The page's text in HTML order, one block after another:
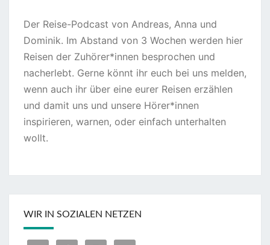
Der Reise-Podcast von Andreas, Anna und
Dominik. Im Abstand von 3 Wochen werden hier
Reisen der Zuhörer*innen besprochen und
nacherlebt. Gerne könnt ihr euch bei uns melden,
wenn auch ihr über eine eurer Reisen erzählen
und damit uns und unsere Hörer*innen
inspirieren, warnen, oder einfach unterhalten
wollt.
WIR IN SOZIALEN NETZEN